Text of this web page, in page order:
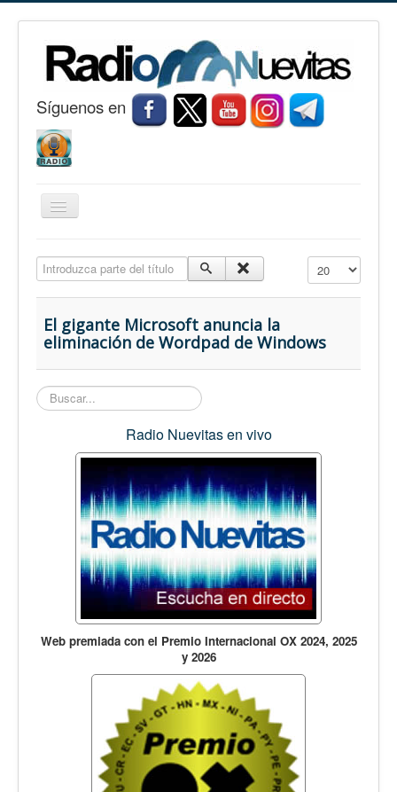
Síguenos en
Cambiar
Nuevitas
Conozca Nuevitas
Fotorreportaje
Opinión
Medio Ambiente
Ciencia, tecnología y curiosidades
Francés
Inglés
Desempolvando la historia
Introduzca parte del título Cantidad a
El gigante Microsoft anuncia la
eliminación de Wordpad de Windows
Buscar...
Radio Nuevitas en vivo
Web premiada con el Premio Internacional OX 2024, 2025
y 2026